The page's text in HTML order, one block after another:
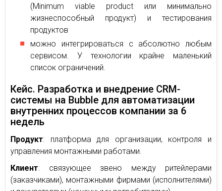
(Minimum viable product или минимально
жизнеспособный продукт) и тестирования
продуктов
можно интегрироваться с абсолютно любым
сервисом. У технологии крайне маленький
список ограничений.
Кейс. Разработка и внедрение CRM-
системы на Bubble для автоматизации
внутренних процессов компании за 6
недель
Продукт: платформа для организации, контроля и
управления монтажными работами.
Клиент: связующее звено между ритейлерами
(заказчиками), монтажными фирмами (исполнителями)